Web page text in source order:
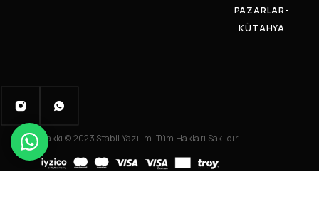
PAZARLAR-
KÜTAHYA
Telif Hakkı © 2023 Stabil Yazılım. Tüm Hakları Saklıdır.